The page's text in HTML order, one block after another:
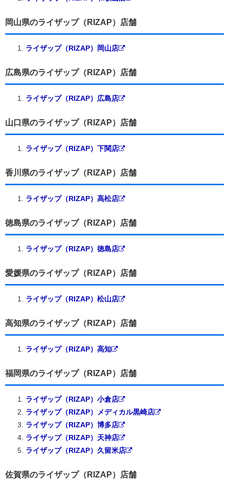
岡山県のライザップ（RIZAP）店舗
ライザップ（RIZAP）岡山店
広島県のライザップ（RIZAP）店舗
ライザップ（RIZAP）広島店
山口県のライザップ（RIZAP）店舗
ライザップ（RIZAP）下関店
香川県のライザップ（RIZAP）店舗
ライザップ（RIZAP）高松店
徳島県のライザップ（RIZAP）店舗
ライザップ（RIZAP）徳島店
愛媛県のライザップ（RIZAP）店舗
ライザップ（RIZAP）松山店
高知県のライザップ（RIZAP）店舗
ライザップ（RIZAP）高知
福岡県のライザップ（RIZAP）店舗
ライザップ（RIZAP）小倉店
ライザップ（RIZAP）メディカル黒崎店
ライザップ（RIZAP）博多店
ライザップ（RIZAP）天神店
ライザップ（RIZAP）久留米店
佐賀県のライザップ（RIZAP）店舗